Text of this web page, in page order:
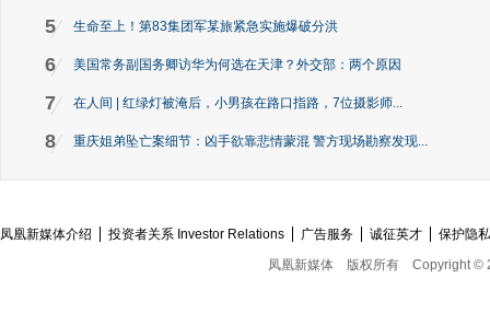
5 生命至上！第83集团军某旅紧急实施爆破分洪
6 美国常务副国务卿访华为何选在天津？外交部：两个原因
7 在人间 | 红绿灯被淹后，小男孩在路口指路，7位摄影师...
8 重庆姐弟坠亡案细节：凶手欲靠悲情蒙混 警方现场勘察发现...
凤凰新媒体介绍 投资者关系 Investor Relations 广告服务 诚征英才
保护隐
凤凰新媒体
版权所有 Copyright ©